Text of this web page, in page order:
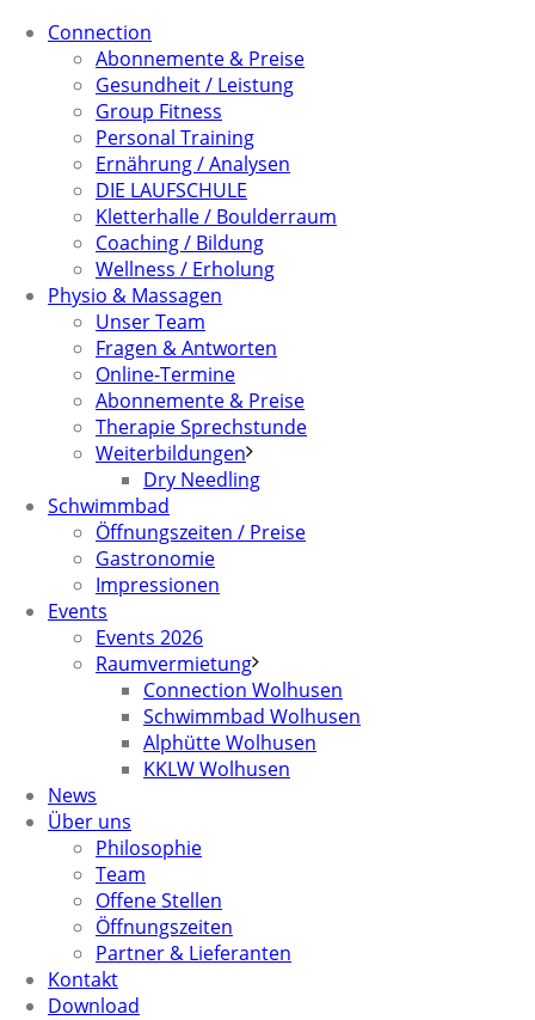
Connection
Abonnemente & Preise
Gesundheit / Leistung
Group Fitness
Personal Training
Ernährung / Analysen
DIE LAUFSCHULE
Kletterhalle / Boulderraum
Coaching / Bildung
Wellness / Erholung
Physio & Massagen
Unser Team
Fragen & Antworten
Online-Termine
Abonnemente & Preise
Therapie Sprechstunde
Weiterbildungen
Dry Needling
Schwimmbad
Öffnungszeiten / Preise
Gastronomie
Impressionen
Events
Events 2026
Raumvermietung
Connection Wolhusen
Schwimmbad Wolhusen
Alphütte Wolhusen
KKLW Wolhusen
News
Über uns
Philosophie
Team
Offene Stellen
Öffnungszeiten
Partner & Lieferanten
Kontakt
Download